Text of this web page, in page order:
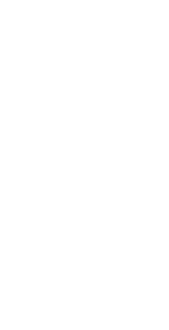
ocho rebotes –siete